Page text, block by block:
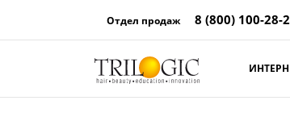
Отдел продаж 8 (800) 100-28-